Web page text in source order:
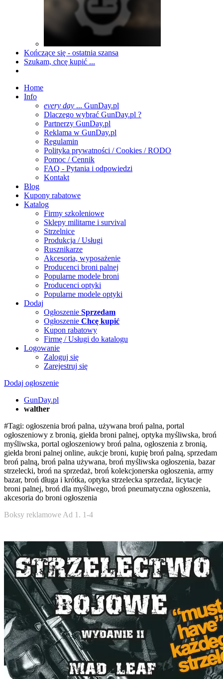
Kończące się - ostatnia szansa
Szukam, chcę kupić ...
Home
Info
every day ... GunDay.pl
Dlaczego wybrać GunDay.pl ?
Partnerzy GunDay.pl
Reklama w GunDay.pl
Regulamin
Polityka prywatności / Cookies / RODO
Pomoc / Cennik
FAQ - Pytania i odpowiedzi
Kontakt
Blog
Kupony rabatowe
Katalog
Firmy szkoleniowe
Sklepy militarne i survival
Strzelnice
Produkcja / Usługi
Rusznikarze
Akcesoria, wyposażenie
Producenci broni palnej
Popularne modele broni
Producenci optyki
Popularne modele optyki
Dodaj
Ogłoszenie Sprzedam
Ogłoszenie Chcę kupić
Kupon rabatowy
Firmę / Usługi do katalogu
Logowanie
Zaloguj się
Zarejestruj się
Dodaj ogłoszenie
GunDay.pl
walther
#Tagi: ogłoszenia broń palna, używana broń palna, portal
ogłoszeniowy z bronią, giełda broni palnej, optyka myśliwska, broń
myśliwska, portal ogłoszeniowy broń palna, ogłoszenia z bronią,
giełda broni palnej online, aukcje broni, kupię broń palną, sprzedam
broń palną, broń palna używana, broń myśliwska ogłoszenia, bazar
strzelecki, broń na sprzedaż, broń kolekcjonerska ogłoszenia, army
bazar, broń długa i krótka, optyka strzelecka sprzedaż, licytacje
broni palnej, broń dla myśliwego, broń pneumatyczna ogłoszenia,
akcesoria do broni ogłoszenia
Boksy reklamowe Ad 1. 1-4